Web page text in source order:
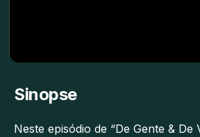
Sinopse
Neste episódio de “De Gente & De